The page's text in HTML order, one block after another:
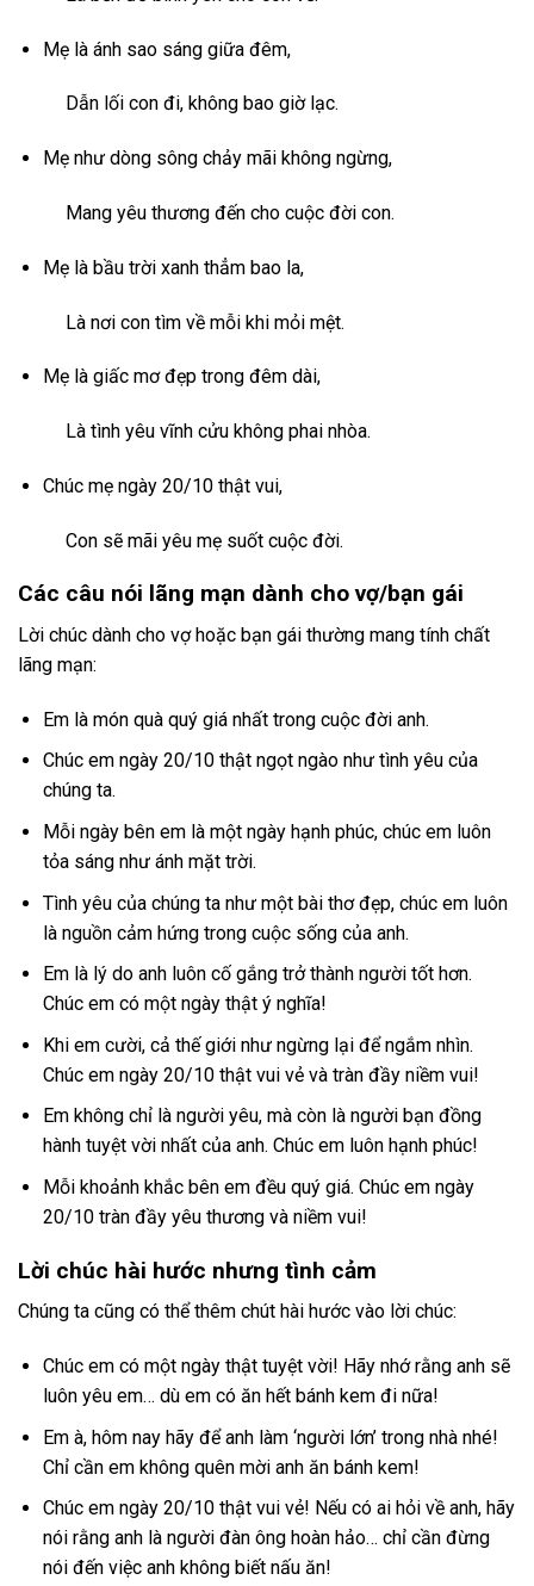
Mẹ là ánh sao sáng giữa đêm,
Dẫn lối con đi, không bao giờ lạc.
Mẹ như dòng sông chảy mãi không ngừng,
Mang yêu thương đến cho cuộc đời con.
Mẹ là bầu trời xanh thẳm bao la,
Là nơi con tìm về mỗi khi mỏi mệt.
Mẹ là giấc mơ đẹp trong đêm dài,
Là tình yêu vĩnh cửu không phai nhòa.
Chúc mẹ ngày 20/10 thật vui,
Con sẽ mãi yêu mẹ suốt cuộc đời.
Các câu nói lãng mạn dành cho vợ/bạn gái
Lời chúc dành cho vợ hoặc bạn gái thường mang tính chất
lãng mạn:
Em là món quà quý giá nhất trong cuộc đời anh.
Chúc em ngày 20/10 thật ngọt ngào như tình yêu của
chúng ta.
Mỗi ngày bên em là một ngày hạnh phúc, chúc em luôn
tỏa sáng như ánh mặt trời.
Tình yêu của chúng ta như một bài thơ đẹp, chúc em luôn
là nguồn cảm hứng trong cuộc sống của anh.
Em là lý do anh luôn cố gắng trở thành người tốt hơn.
Chúc em có một ngày thật ý nghĩa!
Khi em cười, cả thế giới như ngừng lại để ngắm nhìn.
Chúc em ngày 20/10 thật vui vẻ và tràn đầy niềm vui!
Em không chỉ là người yêu, mà còn là người bạn đồng
hành tuyệt vời nhất của anh. Chúc em luôn hạnh phúc!
Mỗi khoảnh khắc bên em đều quý giá. Chúc em ngày
20/10 tràn đầy yêu thương và niềm vui!
Lời chúc hài hước nhưng tình cảm
Chúng ta cũng có thể thêm chút hài hước vào lời chúc:
Chúc em có một ngày thật tuyệt vời! Hãy nhớ rằng anh sẽ
luôn yêu em… dù em có ăn hết bánh kem đi nữa!
Em à, hôm nay hãy để anh làm ‘người lớn’ trong nhà nhé!
Chỉ cần em không quên mời anh ăn bánh kem!
Chúc em ngày 20/10 thật vui vẻ! Nếu có ai hỏi về anh, hãy
nói rằng anh là người đàn ông hoàn hảo… chỉ cần đừng
nói đến việc anh không biết nấu ăn!